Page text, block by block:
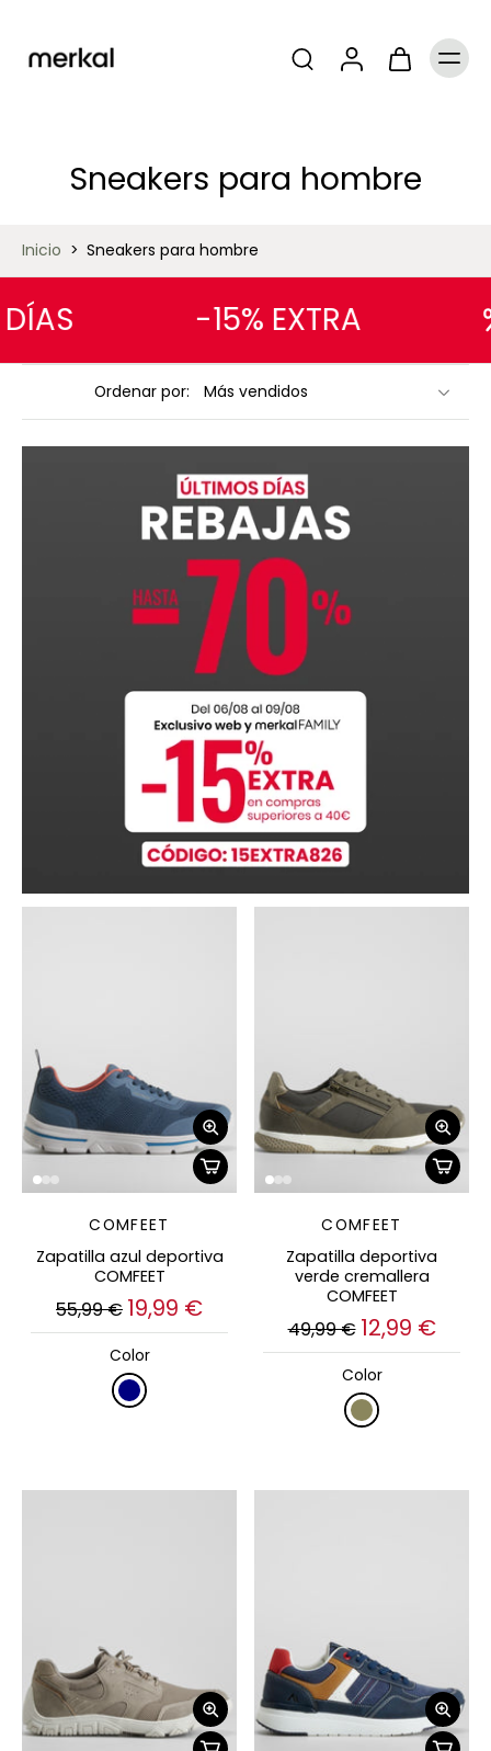
Sneakers para hombre
Inicio > Sneakers para hombre
-15% EXTRA
Ordenar por:
COMFEET
Zapatilla azul deportiva
COMFEET
55,99 € 19,99 €
Color
COMFEET
Zapatilla deportiva
verde cremallera
COMFEET
49,99 € 12,99 €
Color